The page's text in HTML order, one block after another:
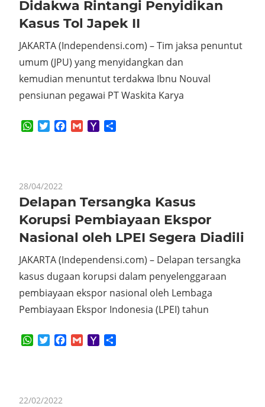
Didakwa Rintangi Penyidikan
Kasus Tol Japek II
JAKARTA (Independensi.com) – Tim jaksa penuntut
umum (JPU) yang menyidangkan dan
kemudian menuntut terdakwa Ibnu Nouval
pensiunan pegawai PT Waskita Karya
WhatsApp
TwitterFacebook
GmailYahoo
28/04/2022
Delapan Tersangka Kasus
Korupsi Pembiayaan Ekspor
Nasional oleh LPEI Segera Diadili
JAKARTA (Independensi.com) – Delapan tersangka
kasus dugaan korupsi dalam penyelenggaraan
pembiayaan ekspor nasional oleh Lembaga
Pembiayaan Ekspor Indonesia (LPEI) tahun
WhatsApp
TwitterFacebook
GmailYahoo
22/02/2022